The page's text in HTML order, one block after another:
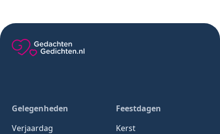
Gelegenheden
Verjaardag
Feestdagen
Kerst